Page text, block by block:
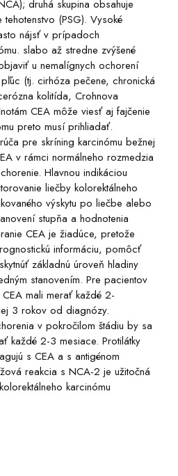
druhá skupina obsahuje
(PSG). Vysoké
nájsť v prípadoch
slabo až stredne zvýšené
u nemalígnych ochorení
(tj. cirhóza pečene, chronická
kolitída, Crohnova
CEA môže viesť aj fajčenie
preto musí prihliadať.
pre skríning karcinómu bežnej
v rámci normálneho rozmedzia
Hlavnou indikáciou
liečby kolorektálneho
výskytu po liečbe alebo
stupňa a hodnotenia
CEA je žiadúce, pretože
informáciu, pomôcť
základnú úroveň hladiny
stanovením. Pre pacientov
mali merať každé 2-
3 rokov od diagnózy.
v pokročilom štádiu by sa
každé 2-3 mesiace. Protilátky
s CEA a s antigénom
reakcia s NCA-2 je užitočná
karcinómu